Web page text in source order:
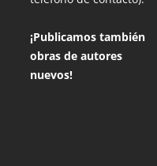
¡Publicamos también
obras de autores
nuevos!